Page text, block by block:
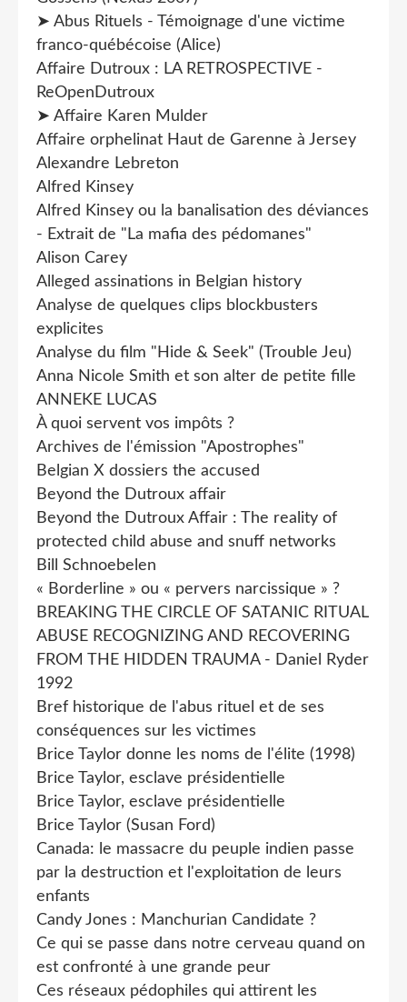
➤ Abus Rituels - Témoignage d'une victime
franco-québécoise (Alice)
Affaire Dutroux : LA RETROSPECTIVE -
ReOpenDutroux
➤ Affaire Karen Mulder
Affaire orphelinat Haut de Garenne à Jersey
Alexandre Lebreton
Alfred Kinsey
Alfred Kinsey ou la banalisation des déviances
- Extrait de "La mafia des pédomanes"
Alison Carey
Alleged assinations in Belgian history
Analyse de quelques clips blockbusters
explicites
Analyse du film "Hide & Seek" (Trouble Jeu)
Anna Nicole Smith et son alter de petite fille
ANNEKE LUCAS
À quoi servent vos impôts ?
Archives de l'émission "Apostrophes"
Belgian X dossiers the accused
Beyond the Dutroux affair
Beyond the Dutroux Affair : The reality of
protected child abuse and snuff networks
Bill Schnoebelen
« Borderline » ou « pervers narcissique » ?
BREAKING THE CIRCLE OF SATANIC RITUAL
ABUSE RECOGNIZING AND RECOVERING
FROM THE HIDDEN TRAUMA - Daniel Ryder
1992
Bref historique de l'abus rituel et de ses
conséquences sur les victimes
Brice Taylor donne les noms de l'élite (1998)
Brice Taylor, esclave présidentielle
Brice Taylor, esclave présidentielle
Brice Taylor (Susan Ford)
Canada: le massacre du peuple indien passe
par la destruction et l'exploitation de leurs
enfants
Candy Jones : Manchurian Candidate ?
Ce qui se passe dans notre cerveau quand on
est confronté à une grande peur
Ces réseaux pédophiles qui attirent les